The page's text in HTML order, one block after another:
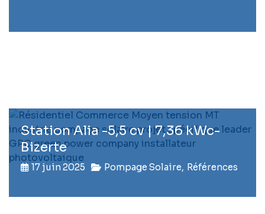
Station Alia -5,5 cv | 7,36 kWc-
Bizerte
17 juin 2025 Pompage Solaire, Références